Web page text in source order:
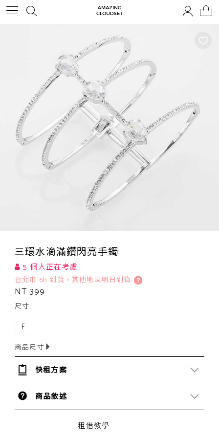
三環水滴滿鑽閃亮手鐲
5 個人正在考慮
台北市 6h 到貨，其他地區明日到貨
NT 399
尺寸
F
商品尺寸
快租方案
商品敘述
租借教學